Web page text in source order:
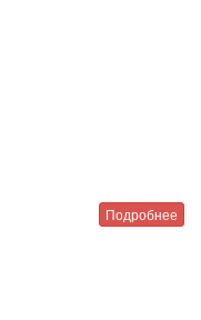
Подробнее